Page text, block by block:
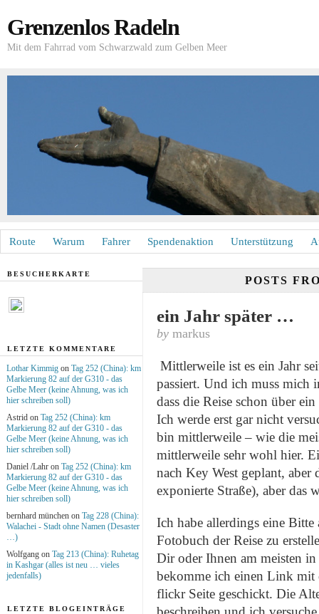
Grenzenlos Radeln
Mit dem Fahrrad vom Schwarzwald zum Gelben Meer
Route Warum Fahrer Spendenaktion Unterstützung
POSTS
ein Jahr später …
by markus
Mittlerweile ist es ein Jahr
passiert. Und ich muss mich
dass die Reise schon über
Ich werde erst gar nicht
bin mittlerweile – wie die
mittlerweile sehr wohl hier.
nach Key West geplant, aber
exponierte Straße), aber das
Ich habe allerdings eine
Fotobuch der Reise zu
Dir oder Ihnen am meisten
bekomme ich einen Link mit
flickr Seite geschickt. Die
BESUCHERKARTE
LETZTE KOMMENTARE
Lothar Kimmig on Tag 252 (China): km
Markierung 82 auf der G310 - das
Gelbe Meer (keine Ahnung, was ich
hier schreiben soll)
Astrid on Tag 252 (China): km
Markierung 82 auf der G310 - das
Gelbe Meer (keine Ahnung, was ich
hier schreiben soll)
Daniel /Lahr on Tag 252 (China): km
Markierung 82 auf der G310 - das
Gelbe Meer (keine Ahnung, was ich
hier schreiben soll)
bernhard münchen on Tag 228 (China):
Walachei - Stadt ohne Namen (Desaster
…)
Wolfgang on Tag 213 (China): Ruhetag
in Kashgar (alles ist neu … vieles
jedenfalls)
LETZTE BLOGEINTRÄGE